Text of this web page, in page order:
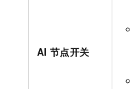
AI 节点开关